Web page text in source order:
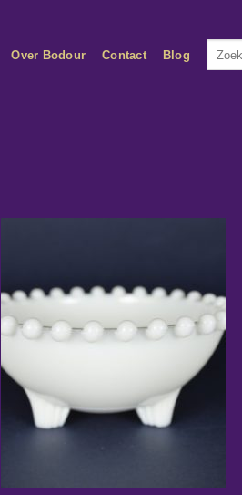
Over Bodour Contact Blog